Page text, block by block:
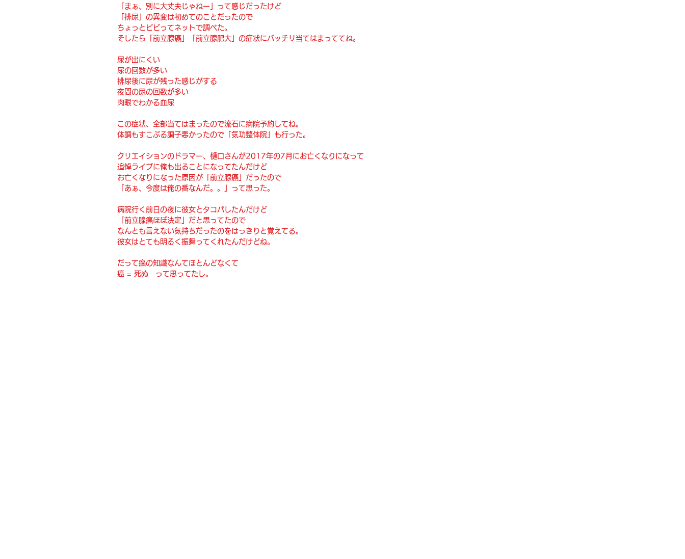
「まぁ、別に大丈夫じゃねー」って感じだったけど
「排尿」の異変は初めてのことだったので
ちょっとビビってネットで調べた。
そしたら「前立腺癌」「前立腺肥大」の症状にバッチリ当てはまっててね。
尿が出にくい
尿の回数が多い
排尿後に尿が残った感じがする
夜間の尿の回数が多い
肉眼でわかる血尿
この症状、全部当てはまったので流石に病院予約してね。
体調もすこぶる調子悪かったので「気功整体院」も行った。
クリエイションのドラマー、樋口さんが2017年の7月にお亡くなりになって
追悼ライブに俺も出ることになってたんだけど
お亡くなりになった原因が「前立腺癌」だったので
「あぁ、今度は俺の番なんだ。。」って思った。
病院行く前日の夜に彼女とタコパしたんだけど
「前立腺癌ほぼ決定」だと思ってたので
なんとも言えない気持ちだったのをはっきりと覚えてる。
彼女はとても明るく振舞ってくれたんだけどね。
だって癌の知識なんてほとんどなくて
癌 = 死ぬ　って思ってたし。